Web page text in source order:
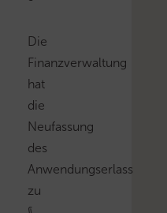
Die
Finanzverwaltung
hat
die
Neufassung
des
Anwendungserlass
zu